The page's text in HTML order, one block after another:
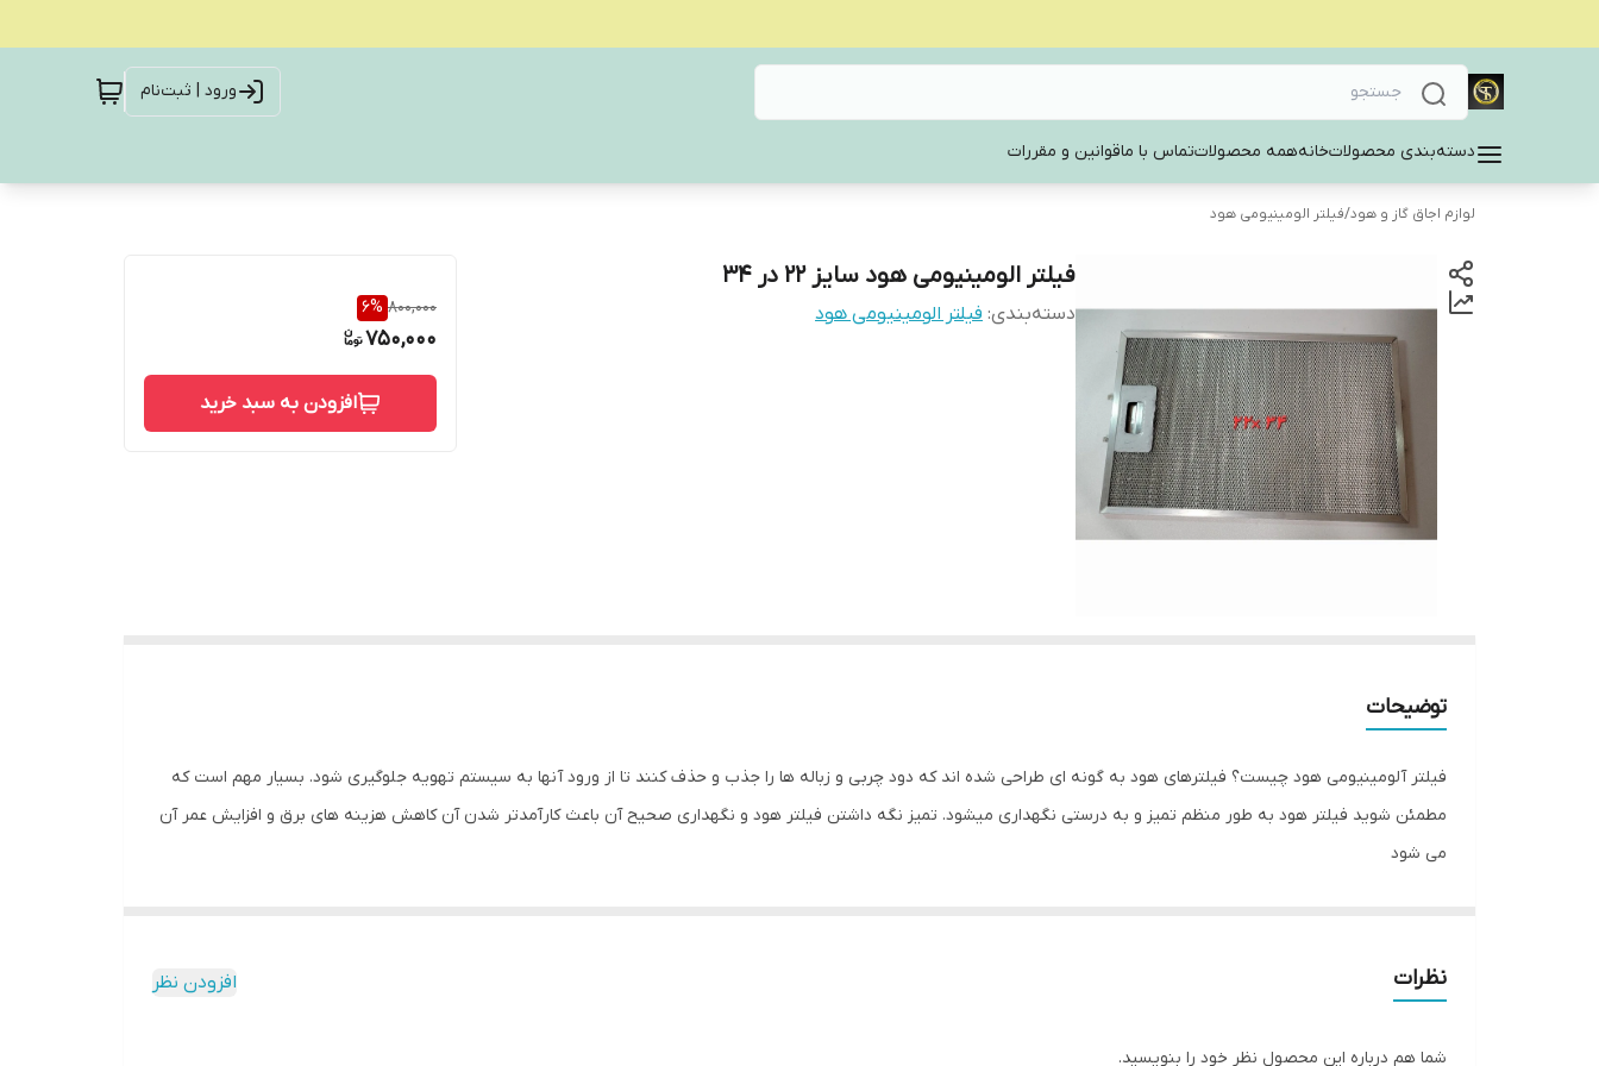
ورود | ثبت‌نام
دسته‌بندی محصولاتخانههمه محصولاتتماس با ماقوانین و مقررات
لوازم اجاق گاز و هود/فیلتر الومینیومی هود
فیلتر الومینیومی هود سایز 22 در 34
دسته‌بندی: فیلتر الومینیومی هود 800,000
6%
750,000
افزودن به سبد خرید
توضیحات
فیلتر آلومینیومی هود چیست؟ فیلترهای هود به گونه ای طراحی شده اند که دود چربی و زباله ها را جذب و حذف کنند تا از ورود آنها به سیستم تهویه جلوگیری شود. بسیار مهم است که
مطمئن شوید فیلتر هود به طور منظم تمیز و به درستی نگهداری میشود. تمیز نگه داشتن فیلتر هود و نگهداری صحیح آن باعث کارآمدتر شدن آن کاهش هزینه های برق و افزایش عمر آن
می شود
نظرات افزودن نظر
شما هم درباره این محصول نظر خود را بنویسید.